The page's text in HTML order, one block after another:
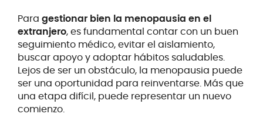
Para gestionar bien la menopausia en el
extranjero, es fundamental contar con un buen
seguimiento médico, evitar el aislamiento,
buscar apoyo y adoptar hábitos saludables.
Lejos de ser un obstáculo, la menopausia puede
ser una oportunidad para reinventarse. Más que
una etapa difícil, puede representar un nuevo
comienzo.